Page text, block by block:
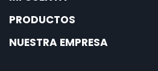
PRODUCTOS
NUESTRA EMPRESA